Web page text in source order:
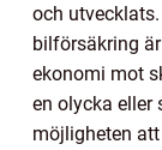
och
bilförsäkring
ekonomi mot
en olycka eller
möjligheten